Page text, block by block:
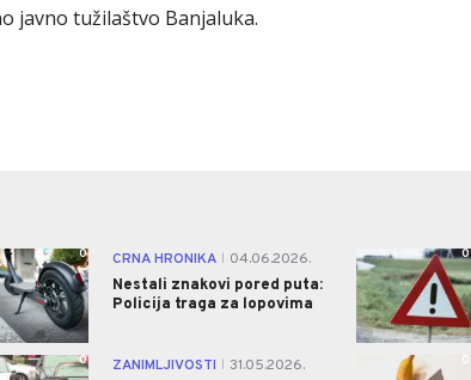
javno tužilaštvo Banjaluka.
0 CRNA HRONIKA
04.06.2026.
Nestali znakovi pored puta:
Policija traga za lopovima
0
0 ZANIMLJIVOSTI
31.05.2026.
0